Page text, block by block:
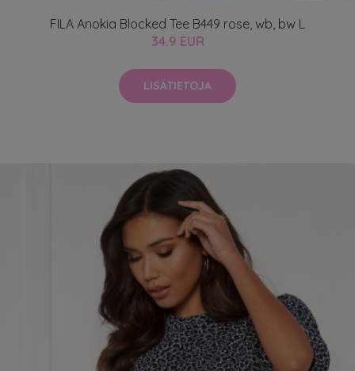
FILA Anokia Blocked Tee B449 rose, wb, bw L
34.9 EUR
LISÄTIETOJA